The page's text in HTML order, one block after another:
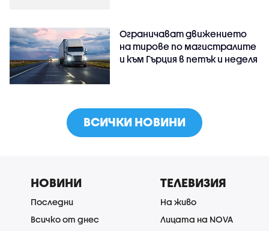
Ограничават движението
на тирове по магистралите
и към Гърция в петък и неделя
ВСИЧКИ НОВИНИ
НОВИНИ
Последни
Всичко от днес
ТЕЛЕВИЗИЯ
На живо
Лицата на NOVA